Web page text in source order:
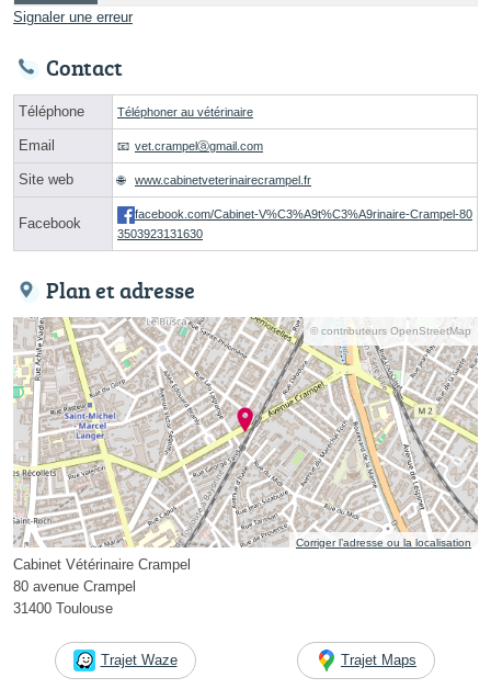
Signaler une erreur
Contact
Téléphone Téléphoner au vétérinaire
Email vet.crampelⓐgmail.com
Site web www.cabinetveterinairecrampel.fr
Facebook
facebook.com/Cabinet-V%C3%A9t%C3%A9rinaire-Crampel-80
3503923131630
Plan et adresse
© contributeurs OpenStreetMap
Corriger l’adresse ou la localisation
Cabinet Vétérinaire Crampel
80 avenue Crampel
31400 Toulouse
Trajet Waze Trajet Maps